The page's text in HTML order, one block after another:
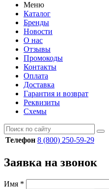
Меню
Каталог
Бренды
Новости
О нас
Отзывы
Промокоды
Контакты
Оплата
Доставка
Гарантия и возврат
Реквизиты
Схемы
Телефон 8 (800) 250-59-29
Заявка на звонок
Имя *